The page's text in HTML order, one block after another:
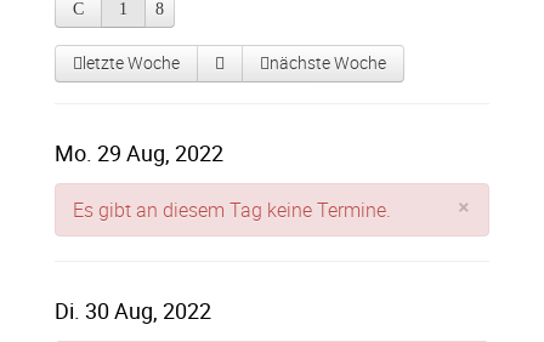
letzte Woche nächste Woche
Mo. 29 Aug, 2022
×
Es gibt an diesem Tag keine Termine.
Di. 30 Aug, 2022